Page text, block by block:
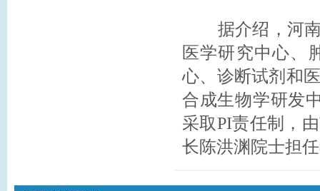
据介绍，河南
医学研究中心、
心、诊断试剂和
合成生物学研发
采取PI责任制，
长陈洪渊院士担